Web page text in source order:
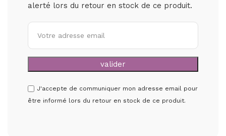
alerté lors du retour en stock de ce produit.
J'accepte de communiquer mon adresse email pour
être informé lors du retour en stock de ce produit.